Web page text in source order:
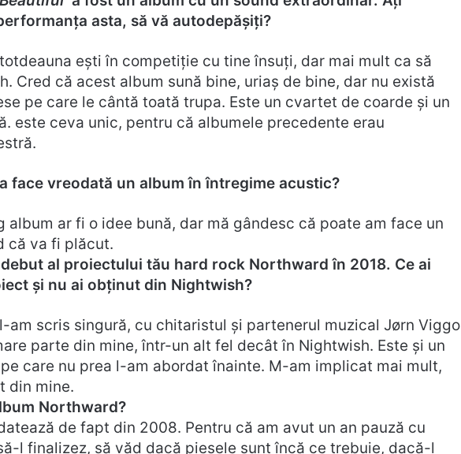
asta, să vă autodepășiți?
ești în competiție cu tine însuți, dar mai mult ca să
Cred că acest album sună bine, uriaș de bine, dar nu există
pe care le cântă toată trupa. Este un cvartet de coarde și un
este ceva unic, pentru că albumele precedente erau
face vreodată un album în întregime acustic?
album ar fi o idee bună, dar mă gândesc că poate am face un
că va fi plăcut.
al proiectului tău hard rock Northward în 2018. Ce ai
și nu ai obținut din Nightwish?
am scris singură, cu chitaristul și partenerul muzical Jørn Viggo
parte din mine, într-un alt fel decât în Nightwish. Este și un
care nu prea l-am abordat înainte. M-am implicat mai mult,
din mine.
Northward?
de fapt din 2008. Pentru că am avut un an pauză cu
l finalizez, să văd dacă piesele sunt încă ce trebuie, dacă-l